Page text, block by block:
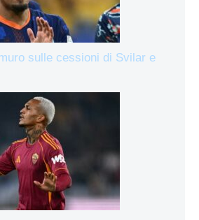
sulle cessioni di Svilar e